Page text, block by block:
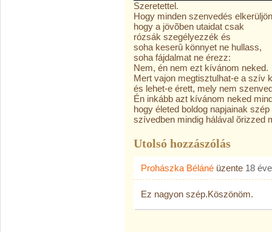
Szeretettel.
Hogy minden szenvedés
hogy a jövõben utaidat csak
rózsák szegélyezzék és
soha keserû könnyet ne hullass,
soha fájdalmat ne érezz:
Nem, én nem ezt kívánom neked.
Mert vajon megtisztulhat-e a szív
és lehet-e érett, mely nem
Én inkább azt kívánom neked
hogy életed boldog napjainak
szívedben mindig hálával õrizzed
Utolsó hozzászólás
Prohászka Béláné üzente 18 éve
Ez nagyon szép.Köszönöm.